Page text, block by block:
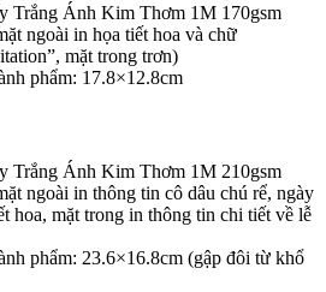
Trắng Ánh Kim Thơm 1M 170gsm
ngoài in họa tiết hoa và chữ
mặt trong trơn)
phẩm: 17.8×12.8cm
Trắng Ánh Kim Thơm 1M 210gsm
ngoài in thông tin cô dâu chú rể, ngày
hoa, mặt trong in thông tin chi tiết về lễ
phẩm: 23.6×16.8cm (gập đôi từ khổ